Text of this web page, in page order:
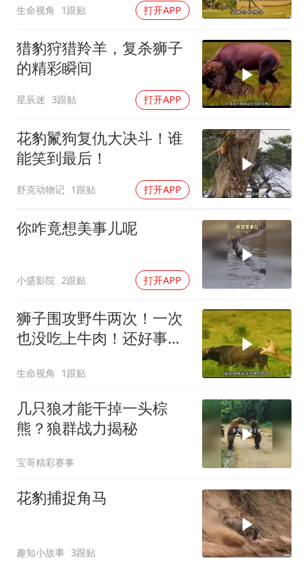
构建更高水平的全民健身公共服务体系
奋力开创中国式现代化建设新局面
生命视角 1跟贴 打开APP
猎豹狩猎羚羊，复杀狮子
的精彩瞬间
星辰迷 3跟贴 打开APP
花豹鬣狗复仇大决斗！谁
能笑到最后！
舒克动物记 1跟贴 打开APP
你咋竟想美事儿呢
小盛影院 2跟贴 打开APP
狮子围攻野牛两次！一次
也没吃上牛肉！还好事不
生命视角 1跟贴
几只狼才能干掉一头棕
熊？狼群战力揭秘
宝哥精彩赛事
花豹捕捉角马
趣知小故事 3跟贴